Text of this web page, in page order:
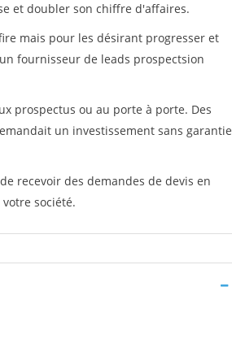
et doubler son chiffre d'affaires.
mais pour les désirant progresser et
fournisseur de leads prospectsion
prospectus ou au porte à porte. Des
un investissement sans garantie
recevoir des demandes de devis en
société.